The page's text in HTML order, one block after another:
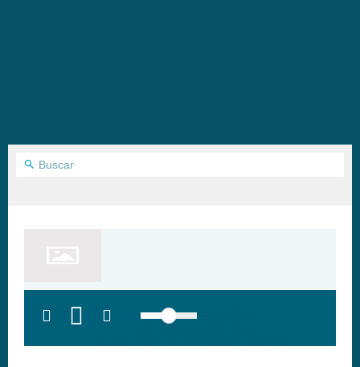
height:28px; background:#005f79;'